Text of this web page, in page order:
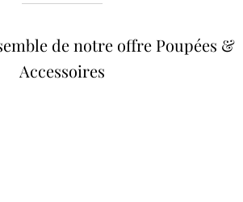
de notre offre Poupées &
Accessoires